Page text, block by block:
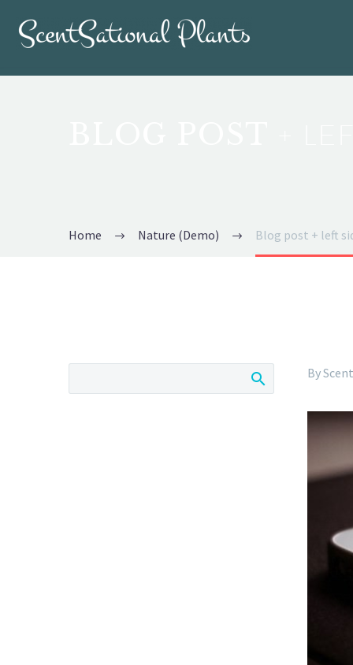
Home Nature (Demo) Blog post + left
By